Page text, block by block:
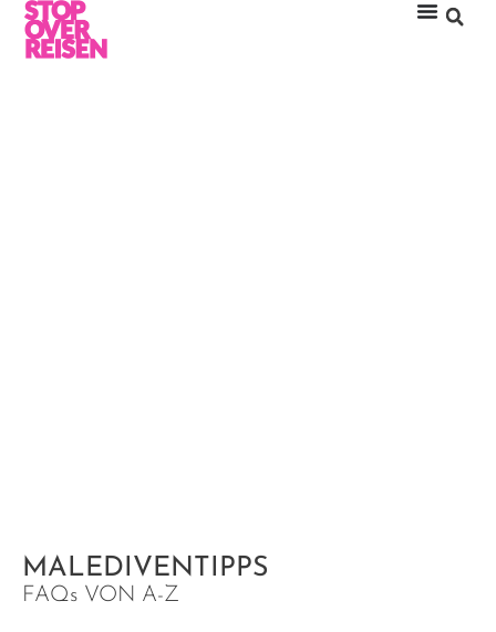
MALEDIVENTIPPS
MALEDIVENTIPPS
FAQs VON A-Z